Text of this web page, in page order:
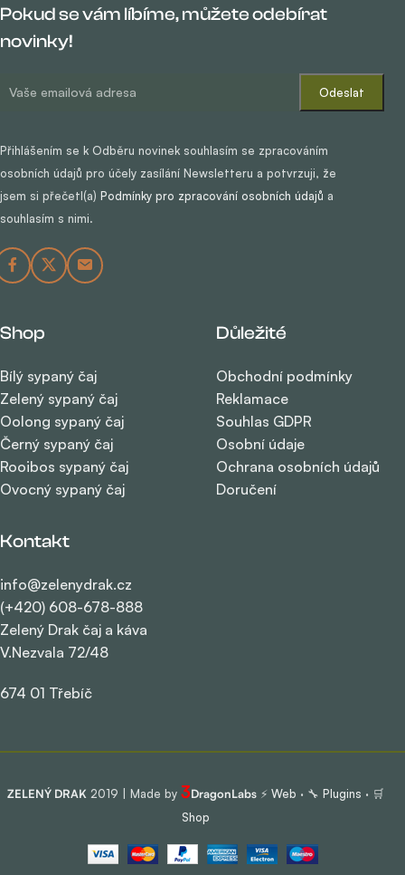
Pokud se vám líbíme, můžete odebírat
novinky!
Přihlášením se k Odběru novinek souhlasím se zpracováním
osobních údajů pro účely zasílání Newsletteru a potvrzuji, že
jsem si přečetl(a) Podmínky pro zpracování osobních údajů a
souhlasím s nimi.
Shop
Bílý sypaný čaj
Zelený sypaný čaj
Oolong sypaný čaj
Černý sypaný čaj
Rooibos sypaný čaj
Ovocný sypaný čaj
Důležité
Obchodní podmínky
Reklamace
Souhlas GDPR
Osobní údaje
Ochrana osobních údajů
Doručení
Kontakt
info@zelenydrak.cz
(+420) 608-678-888
Zelený Drak čaj a káva
V.Nezvala 72/48
674 01 Třebíč
ZELENÝ DRAK 2019 | Made by 3DragonLabs ⚡ Web · 🔧 Plugins · 🛒
Shop